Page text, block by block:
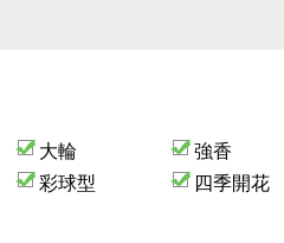
大輪
強香
彩球型
四季開花